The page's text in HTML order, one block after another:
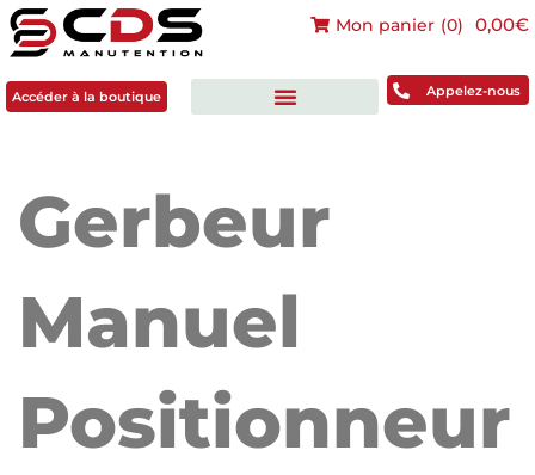
Accéder à la boutique
Mon panier (0) 0,00€
Appelez-nous
Gerbeur
Manuel
Positionneur